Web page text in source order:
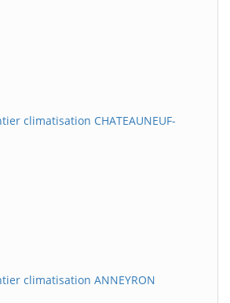
climatisation CHATEAUNEUF-
climatisation ANNEYRON